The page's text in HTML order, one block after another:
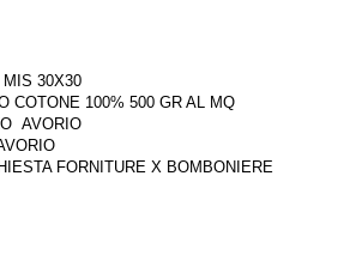
30X30
COTONE 100% 500 GR AL MQ
AVORIO
FORNITURE X BOMBONIERE